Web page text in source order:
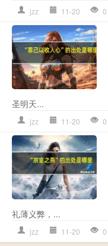
jzz 11-20 0
圣明天...
jzz 11-20 0
礼薄义弊，...
jzz 11-20 0